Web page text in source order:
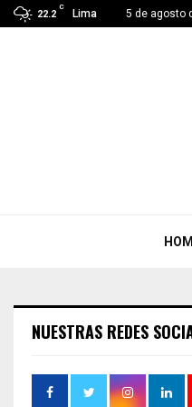
22.2
C
Lima 5 de agosto
NUESTRAS REDES